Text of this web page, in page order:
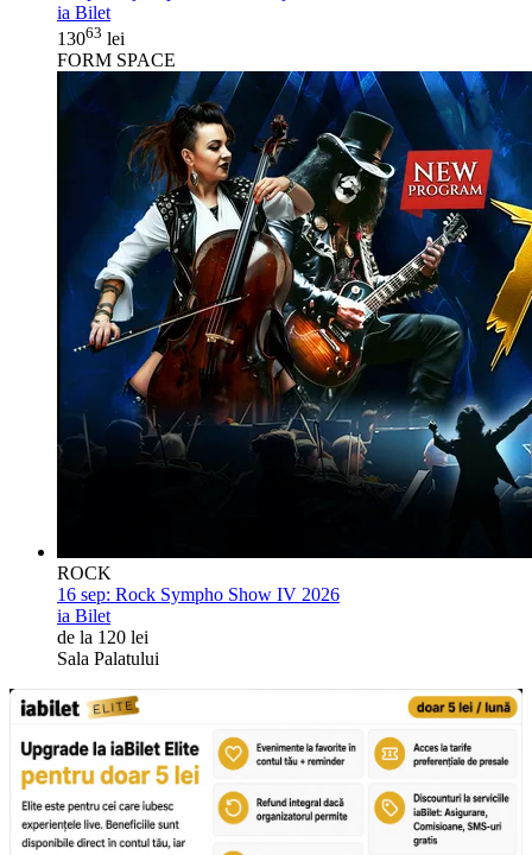
ia Bilet
13063 lei
FORM SPACE
ROCK
16 sep: Rock Sympho Show IV 2026
ia Bilet
de la 120 lei
Sala Palatului